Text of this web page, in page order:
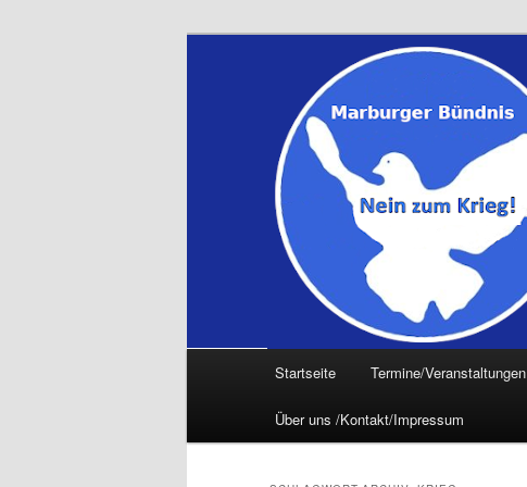
Startseite Termine/Veranstaltungen
Über uns /Kontakt/Impressum